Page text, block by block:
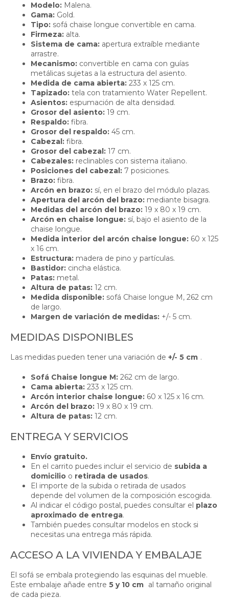
Modelo: Malena.
Gama: Gold.
Tipo: sofá chaise longue convertible en cama.
Firmeza: alta.
Sistema de cama: apertura extraíble mediante
arrastre.
Mecanismo: convertible en cama con guías
metálicas sujetas a la estructura del asiento.
Medida de cama abierta: 233 x 125 cm.
Tapizado: tela con tratamiento Water Repellent.
Asientos: espumación de alta densidad.
Grosor del asiento: 19 cm.
Respaldo: fibra.
Grosor del respaldo: 45 cm.
Cabezal: fibra.
Grosor del cabezal: 17 cm.
Cabezales: reclinables con sistema italiano.
Posiciones del cabezal: 7 posiciones.
Brazo: fibra.
Arcón en brazo: sí, en el brazo del módulo plazas.
Apertura del arcón del brazo: mediante bisagra.
Medidas del arcón del brazo: 19 x 80 x 19 cm.
Arcón en chaise longue: sí, bajo el asiento de la
chaise longue.
Medida interior del arcón chaise longue: 60 x 125
x 16 cm.
Estructura: madera de pino y partículas.
Bastidor: cincha elástica.
Patas: metal.
Altura de patas: 12 cm.
Medida disponible: sofá Chaise longue M, 262 cm
de largo.
Margen de variación de medidas: +/- 5 cm.
MEDIDAS DISPONIBLES
Las medidas pueden tener una variación de +/- 5 cm .
Sofá Chaise longue M: 262 cm de largo.
Cama abierta: 233 x 125 cm.
Arcón interior chaise longue: 60 x 125 x 16 cm.
Arcón del brazo: 19 x 80 x 19 cm.
Altura de patas: 12 cm.
ENTREGA Y SERVICIOS
Envío gratuito.
En el carrito puedes incluir el servicio de subida a
domicilio o retirada de usados.
El importe de la subida o retirada de usados
depende del volumen de la composición escogida.
Al indicar el código postal, puedes consultar el plazo
aproximado de entrega.
También puedes consultar modelos en stock si
necesitas una entrega más rápida.
ACCESO A LA VIVIENDA Y EMBALAJE
El sofá se embala protegiendo las esquinas del mueble.
Este embalaje añade entre 5 y 10 cm al tamaño original
de cada pieza.